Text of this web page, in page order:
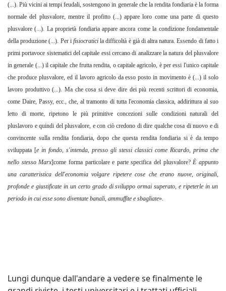
(...). Più vicini ai tempi feudali, sostengono in generale che la rendita fondiaria è la forma
normale del plusvalore, mentre il profitto (...) appare loro come una parte di questo
plusvalore (...). La proprietà fondiaria appare ancora come la condizione fondamentale
della produzione (...). Per i fisiocraticila difficoltà è già di altra natura. Essendo di fatto i
primi portavoce sistematici del capitale essi cercano di analizzare la natura del plusvalore
in generale (...) il capitale che frutta rendita, o capitale agricolo, è per essi l'unico capitale
che produce plusvalore, ed il lavoro agricolo da esso posto in movimento è (...) il solo
lavoro produttivo (...). Ma che cosa si deve dire dei più recenti scrittori di economia,
come Daire, Passy, ecc., che, al tramonto di tutta l'economia classica, addirittura al suo
letto di morte, ripetono le più primitive concezioni sulle condizioni naturali del
pluslavoro e quindi del plusvalore, e con ciò credono di dire qualche cosa di nuovo e di
convincente sulla rendita fondiaria, dopo che questa rendita fondiaria si è da tempo
sviluppata [e in fondo, s'intenda, presso gli stessi classici come Ricardo, prima che
nello stesso Marx]come forma particolare e parte specifica del plusvalore?È appunto
una caratteristica dell'economia volgare ripetere cose che erano nuove, originali,
profonde e giustificate in un certo grado di sviluppo ormai superato, e ripeterle in un
periodo in cui esse sono diventate banali, ammuffite e sbagliate».
Lungi dunque dall'andare a vedere se finalmente le